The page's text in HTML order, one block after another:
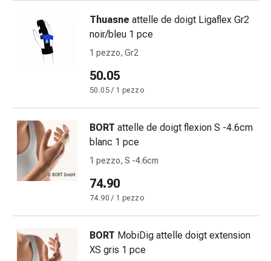
circolazione
Terapia
Calze
compressione
Disturbi
circolatori
fumo
Disturbi
sangue
Thuasne attelle de doigt Ligaflex Gr2
noir/bleu 1 pce
1 pezzo, Gr2
50.05
50.05 / 1 pezzo
BORT attelle de doigt flexion S -4.6cm
blanc 1 pce
1 pezzo, S -4.6cm
74.90
74.90 / 1 pezzo
BORT MobiDig attelle doigt extension
XS gris 1 pce